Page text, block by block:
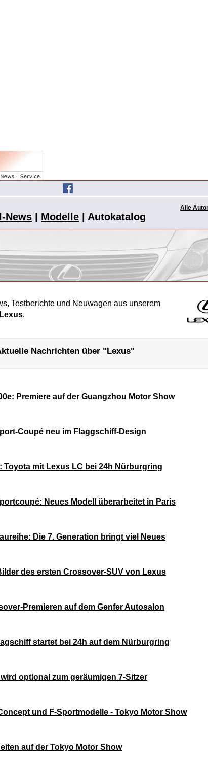
News Modelle | Autokatalog
Alle
Testberichte und Neuwagen aus unserem
Lexus.
Nachrichten über "Lexus"
Premiere auf der Guangzhou Motor Show
Coupé neu im Flaggschiff-Design
Toyota mit Lexus LC bei 24h Nürburgring
Neues Modell überarbeitet in Paris
Die 7. Generation bringt viel Neues
des ersten Crossover-SUV von Lexus
Premieren auf dem Genfer Autosalon
startet bei 24h auf dem Nürburgring
optional zum geräumigen 7-Sitzer
und F-Sportmodelle - Tokyo Motor Show
auf der Tokyo Motor Show